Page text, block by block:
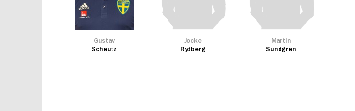
Gustav
Scheutz
Jocke
Rydberg
Martin
Sundgren